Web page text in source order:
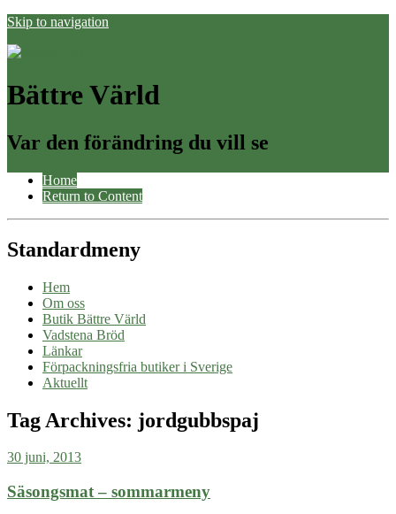
Skip to navigation
Bättre Värld
Var den förändring du vill se
Home
Return to Content
Standardmeny
Hem
Om oss
Butik Bättre Värld
Vadstena Bröd
Länkar
Förpackningsfria butiker i Sverige
Aktuellt
Tag Archives: jordgubbspaj
30 juni, 2013
Säsongsmat – sommarmeny